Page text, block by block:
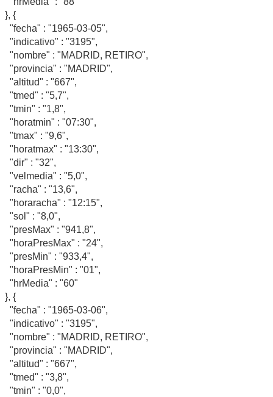
}, {
"fecha" : "1965-03-05",
"indicativo" : "3195",
"nombre" : "MADRID, RETIRO",
"provincia" : "MADRID",
"altitud" : "667",
"tmed" : "5,7",
"tmin" : "1,8",
"horatmin" : "07:30",
"tmax" : "9,6",
"horatmax" : "13:30",
"dir" : "32",
"velmedia" : "5,0",
"racha" : "13,6",
"horaracha" : "12:15",
"sol" : "8,0",
"presMax" : "941,8",
"horaPresMax" : "24",
"presMin" : "933,4",
"horaPresMin" : "01",
"hrMedia" : "60"
}, {
"fecha" : "1965-03-06",
"indicativo" : "3195",
"nombre" : "MADRID, RETIRO",
"provincia" : "MADRID",
"altitud" : "667",
"tmed" : "3,8",
"tmin" : "0,0",